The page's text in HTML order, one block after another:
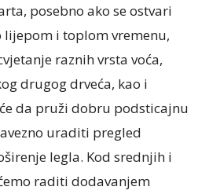
posebno ako se ostvari
lijepom i toplom vremenu,
raznih vrsta voća,
drugog drveća, kao i
da pruži dobru podsticajnu
uraditi pregled
legla. Kod srednjih i
raditi dodavanjem